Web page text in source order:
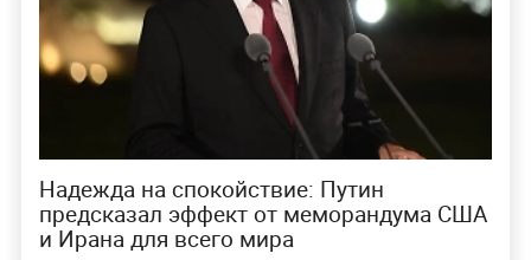
Надежда на спокойствие: Путин
предсказал эффект от меморандума США
и Ирана для всего мира